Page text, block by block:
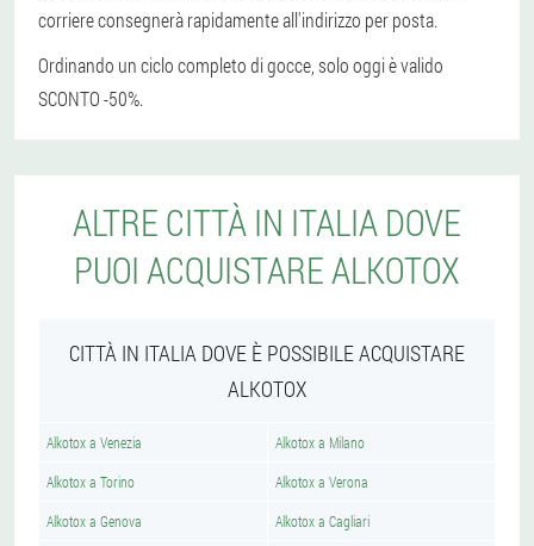
corriere consegnerà rapidamente all'indirizzo per posta.
Ordinando un ciclo completo di gocce, solo oggi è valido
SCONTO -50%.
ALTRE CITTÀ IN ITALIA DOVE
PUOI ACQUISTARE ALKOTOX
CITTÀ IN ITALIA DOVE È POSSIBILE ACQUISTARE
ALKOTOX
Alkotox a Venezia Alkotox a Milano
Alkotox a Torino Alkotox a Verona
Alkotox a Genova Alkotox a Cagliari